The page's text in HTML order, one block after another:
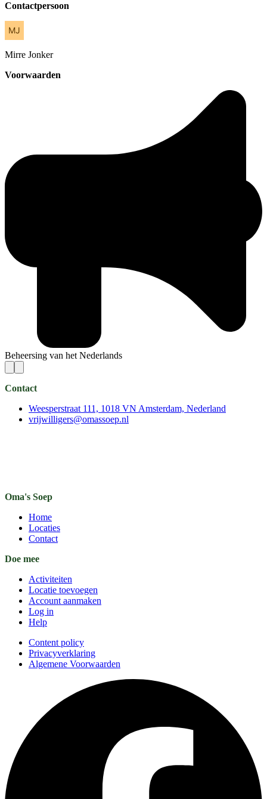
Contactpersoon
Mirre Jonker
Voorwaarden
Beheersing van het Nederlands
Contact
Weesperstraat 111, 1018 VN Amsterdam, Nederland
vrijwilligers@omassoep.nl
Oma's Soep
Home
Locaties
Contact
Doe mee
Activiteiten
Locatie toevoegen
Account aanmaken
Log in
Help
Content policy
Privacyverklaring
Algemene Voorwaarden